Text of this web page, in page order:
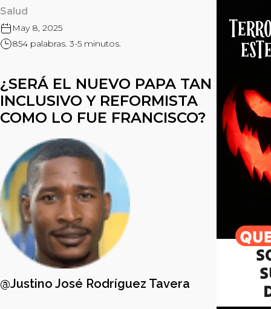
Salud
May 8, 2025
854 palabras. 3-5 minutos.
¿SERÁ EL NUEVO PAPA TAN
INCLUSIVO Y REFORMISTA
COMO LO FUE FRANCISCO?
@Justino José Rodríguez Tavera